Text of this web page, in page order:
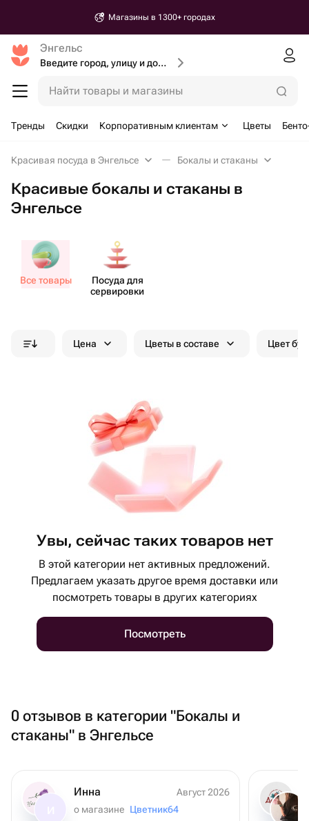
Магазины в 1300+ городах
Энгельс
Введите город, улицу и дом доставки
Найти товары и магазины
Тренды Скидки Корпоративным клиентам Цветы
Красивая посуда в Энгельсе Бокалы и стаканы
Красивые бокалы и стаканы в
Энгельсе
Все товары
Посуда для
серв​ировки
Цена Цветы в составе Цвет
Увы, сейчас таких товаров нет
В этой категории нет активных предложений.
Предлагаем указать другое время доставки или
посмотреть товары в других категориях
Посмотреть
0 отзывов в категории "Бокалы и
стаканы" в Энгельсе
Инна
Август 2026
о магазине Цветник64